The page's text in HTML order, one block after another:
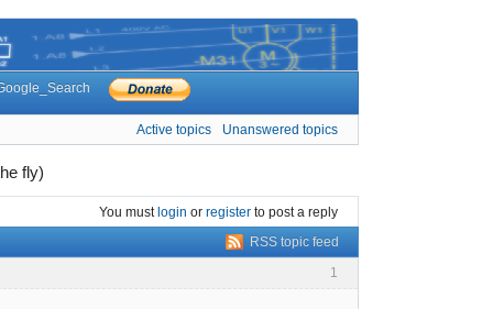
Active topics Unanswered topics
fly)
You mustlogin or register to post a reply
RSS topic feed
1